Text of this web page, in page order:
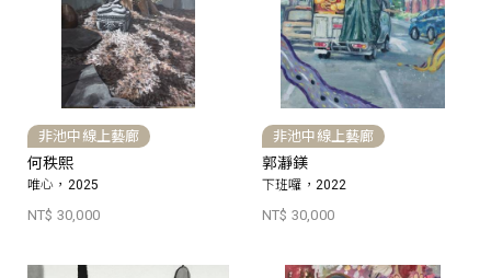
非池中線上藝廊
何秩熙
唯心，2025
NT$ 30,000
非池中線上藝廊
郭瀞鎂
下班囉，2022
NT$ 30,000